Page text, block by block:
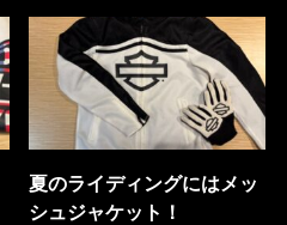
夏のライディングにはメッ
シュジャケット！